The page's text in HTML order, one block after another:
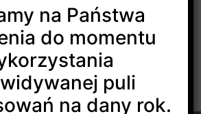
naturalne
na Państwa
do momentu
puli
na dany rok.